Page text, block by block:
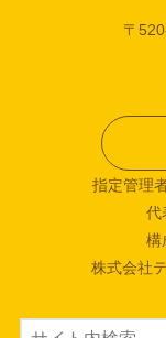
〒
指定管理
代
構
株式会社
検索